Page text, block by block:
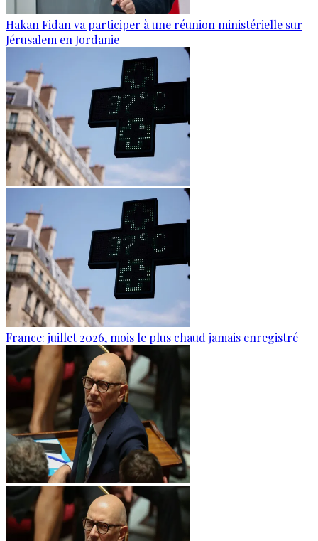
Hakan Fidan va participer à une réunion ministérielle sur
Jérusalem en Jordanie
France: juillet 2026, mois le plus chaud jamais enregistré